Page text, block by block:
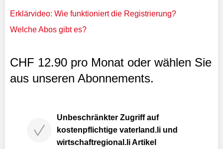
Erklärvideo: Wie funktioniert die Registrierung?
Welche Abos gibt es?
CHF 12.90 pro Monat oder wählen Sie
aus unseren Abonnements.
Unbeschränkter Zugriff auf
kostenpflichtige vaterland.li und
wirtschaftregional.li Artikel